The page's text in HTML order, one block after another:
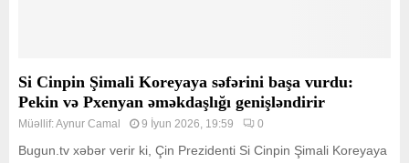
Si Cinpin Şimali Koreyaya səfərini başa vurdu:
Pekin və Pxenyan əməkdaşlığı genişləndirir
Müəllif:Aynur Camal 9 İyun 2026, 19:59 0
Bugun.tv xəbər verir ki, Çin Prezidenti Si Cinpin Şimali Koreyaya